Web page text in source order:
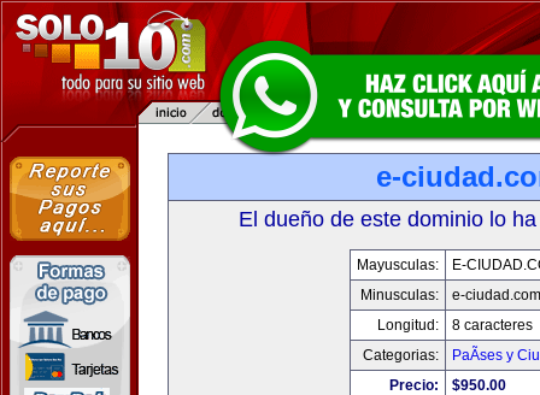
e-
El dueño de este dominio lo
Mayusculas:
E-
Minusculas:
e-ciudad.com
Longitud:
8 caracteres
Categorias:
PaÃ­ses y
Precio:
$950.00